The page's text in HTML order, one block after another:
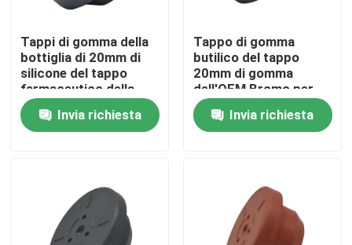
Casa
Prodotti
Fatory Tour
Tappi di gomma della
bottiglia di 20mm di
silicone del tappo
farmaceutico della
gomma con il foro
Invia richiesta
Tappo di gomma
butilico del tappo
20mm di gomma
dell'OEM Bromo per
l'iniezione
Invia richiesta